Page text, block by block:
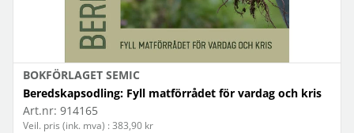
BOKFÖRLAGET SEMIC
Beredskapsodling: Fyll matförrådet för vardag och kris
Art.nr: 914165
Veil. pris (ink. mva) : 383,90 kr